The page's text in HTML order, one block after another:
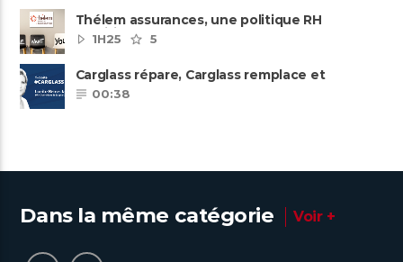
Thélem assurances, une politique RH
ambitieuse
1H25 5
Carglass répare, Carglass remplace et
Carglass embauche également.
00:38
Dans la même catégorie Voir +